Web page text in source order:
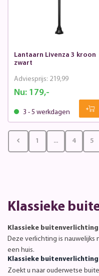
Lantaarn Livenza 3 kroon
zwart
Nu:179,-
Adviesprijs: 219,99
3 - 5 werkdagen
1 ... 4 5
Klassieke
Klassieke buitenverlichting
Deze verlichting is
een huis.
Klassieke buitenverlichting
Zoekt u naar ouderwetse